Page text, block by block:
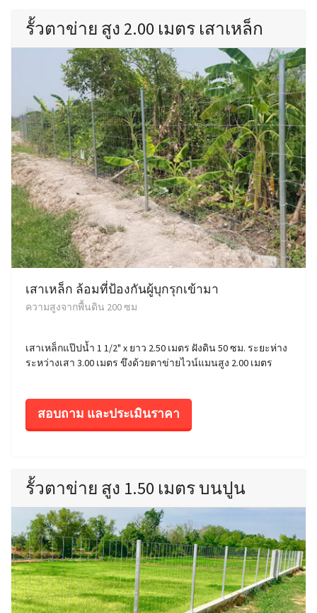
รั้วตาข่าย สูง 2.00 เมตร เสาเหล็ก
เสาเหล็ก ล้อมที่ป้องกันผู้บุกรุกเข้ามา
ความสูงจากพื้นดิน 200 ซม
เสาเหล็กแป๊ปน้ำ 1 1/2" x ยาว 2.50 เมตร ฝังดิน 50 ซม. ระยะห่าง
ระหว่างเสา 3.00 เมตร ขึงด้วยตาข่ายไวน์แมนสูง 2.00 เมตร
สอบถาม และประเมินราคา
รั้วตาข่าย สูง 1.50 เมตร บนปูน